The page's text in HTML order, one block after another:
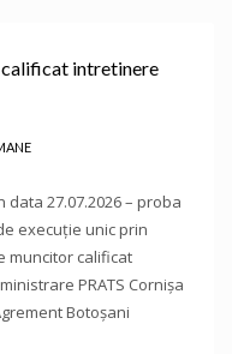
intretinere
27.07.2026 – proba
execuție unic prin
muncitor calificat
PRATS Cornișa
Botoșani